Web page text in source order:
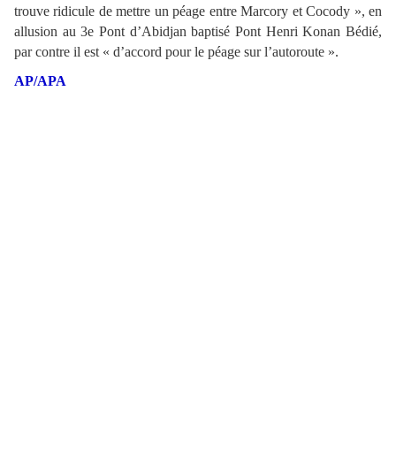
trouve ridicule de mettre un péage entre Marcory et Cocody », en
allusion au 3e Pont d’Abidjan baptisé Pont Henri Konan Bédié,
par contre il est « d’accord pour le péage sur l’autoroute ».
AP/APA